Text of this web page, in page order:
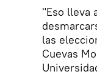
"Eso lleva
las
Cuevas